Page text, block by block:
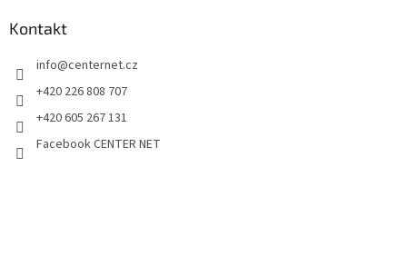
Kontakt
info@centernet.cz
+420 226 808 707
+420 605 267 131
Facebook CENTER NET